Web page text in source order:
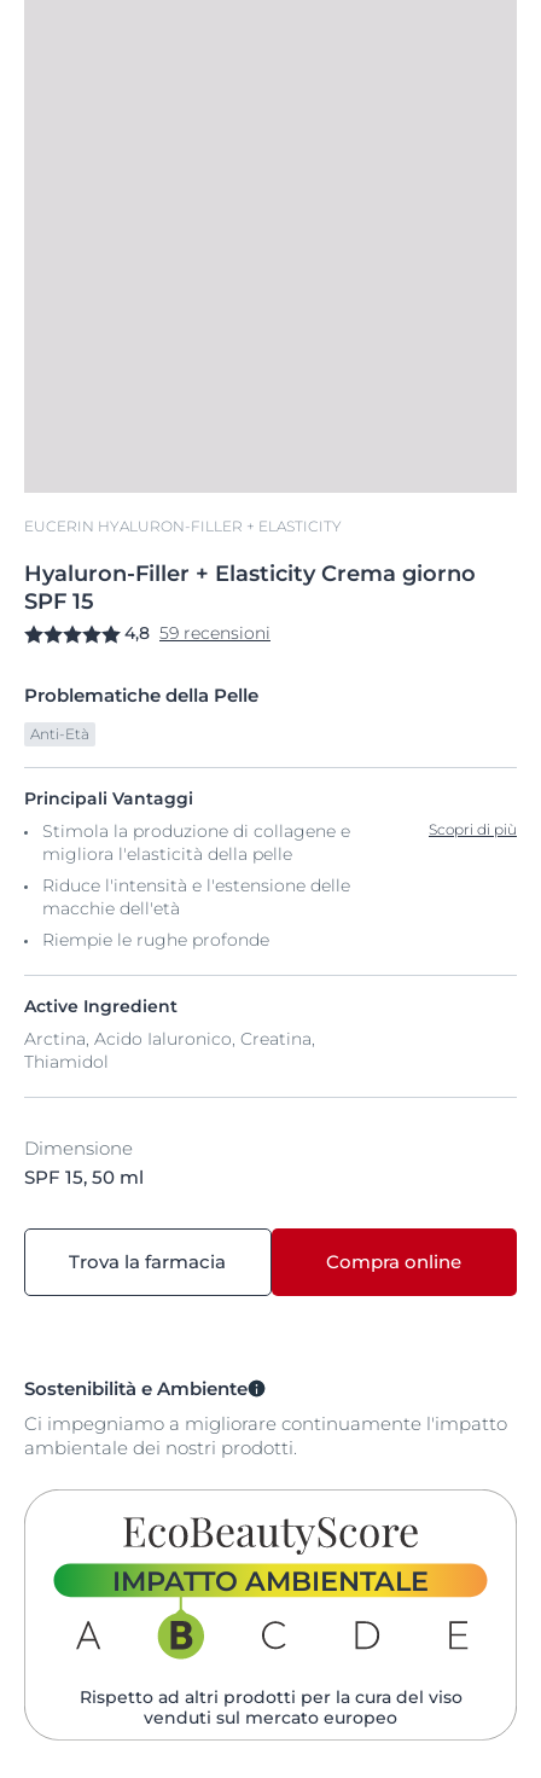
EUCERIN HYALURON-FILLER + ELASTICITY
Hyaluron-Filler + Elasticity Crema giorno
SPF 15
4,8 59 recensioni
Problematiche della Pelle
Anti-Età
Principali Vantaggi
Stimola la produzione di collagene e
migliora l'elasticità della pelle
Riduce l'intensità e l'estensione delle
macchie dell'età
Riempie le rughe profonde
Scopri di più
Active Ingredient
Arctina, Acido Ialuronico, Creatina,
Thiamidol
Dimensione
SPF 15, 50 ml
Trova la farmacia Compra online
Sostenibilità e Ambiente
Ci impegniamo a migliorare continuamente l'impatto
ambientale dei nostri prodotti.
IMPATTO AMBIENTALE
Rispetto ad altri prodotti per la cura del viso
venduti sul mercato europeo